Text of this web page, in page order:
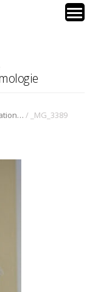
1er Symposium international en médecine régénérative de la cornée / _MG_3389